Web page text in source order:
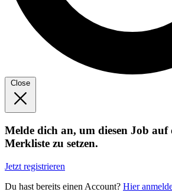
Close
Melde dich an, um diesen Job auf
Merkliste zu setzen.
Jetzt registrieren
Du hast bereits einen Account? Hier